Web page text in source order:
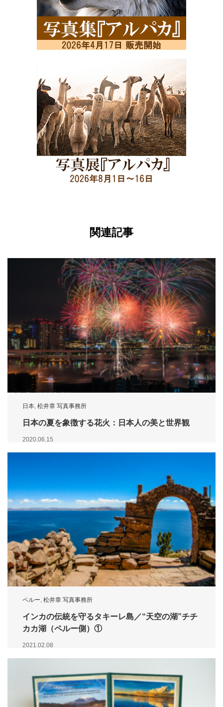
関連記事
日本 松井章 写真事務所
日本の夏を象徴する花火：日本人の美と世界観
2020.06.15
ペルー, 松井章 写真事務所
インカの伝統を守るタキーレ島／“天空の湖”チチ
カカ湖（ペルー側）①
2021.02.08